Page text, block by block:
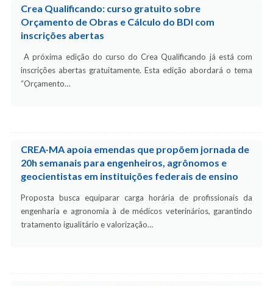
Crea Qualificando: curso gratuito sobre
Orçamento de Obras e Cálculo do BDI com
inscrições abertas
A próxima edição do curso do Crea Qualificando já está com
inscrições abertas gratuitamente. Esta edição abordará o tema
“Orçamento…
CREA-MA apoia emendas que propõem jornada de
20h semanais para engenheiros, agrônomos e
geocientistas em instituições federais de ensino
Proposta busca equiparar carga horária de profissionais da
engenharia e agronomia à de médicos veterinários, garantindo
tratamento igualitário e valorização…